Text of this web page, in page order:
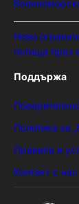
Нови
пътища през
Поддържа
Политика за
Правила и
Контакт с нас